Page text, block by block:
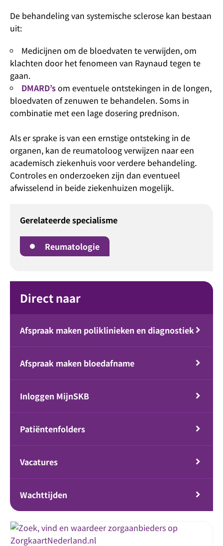
De behandeling van systemische sclerose kan bestaan
uit:
Medicijnen om de bloedvaten te verwijden, om
klachten door het fenomeen van Raynaud tegen te
gaan.
DMARD’som eventuele ontstekingen in de longen,
bloedvaten of zenuwen te behandelen. Soms in
combinatie met een lage dosering prednison.
Als er sprake is van een ernstige ontsteking in de
organen, kan de reumatoloog verwijzen naar een
academisch ziekenhuis voor verdere behandeling.
Controles en onderzoeken zijn dan eventueel
afwisselend in beide ziekenhuizen mogelijk.
Gerelateerde specialisme
Reumatologie
Direct naar
Afspraak maken poliklinieken en diagnostiek
Afspraak maken bloedafname
Inloggen MijnSKB
Patiëntenfolders
Vacatures
Wachttijden